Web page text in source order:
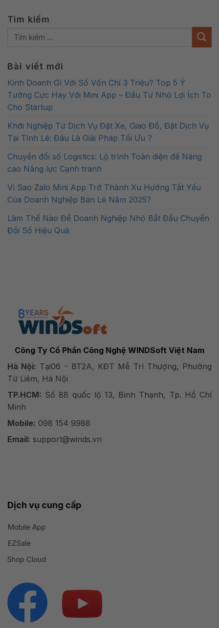
Tìm kiếm
Bài viết mới
Kinh Doanh Gì Với Số Vốn Chỉ 3 Triệu? Top 5 Ý
Tưởng Cực Hay Với Mini App – Đầu Tư Nhỏ Lợi Ích To
Cho Startup
Khởi Nghiệp Từ Dịch Vụ Đặt Xe, Giao Đồ, Đặt Dịch Vụ
Tại Tỉnh Lẻ: Đâu Là Giải Pháp Tối Ưu ?
Chuyển đổi số Logistics: Lộ trình Toàn diện để Nâng
cao Năng lực Cạnh tranh
Vì Sao Zalo Mini App Trở Thành Xu Hướng Tất Yếu
Của Doanh Nghiệp Bán Lẻ Năm 2025?
Làm Thế Nào Để Doanh Nghiệp Nhỏ Bắt Đầu Chuyển
Đổi Số Hiệu Quả
Công Ty Cổ Phần Công Nghệ WINDSoft Việt Nam
Hà Nội: Tại06 - BT2A, KĐT Mễ Trì Thượng, Phường
Từ Liêm, Hà Nội
TP.HCM: Số 88 quốc lộ 13, Bình Thạnh, Tp. Hồ Chí
Minh
Mobile: 098 154 9988
Email: support@winds.vn
Dịch vụ cung cấp
Mobile App
EZSale
Shop Cloud